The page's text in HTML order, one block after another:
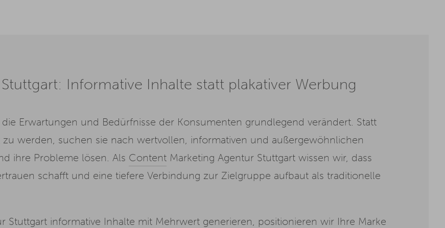
Informative Inhalte statt plakativer Werbung
Erwartungen und Bedürfnisse der Konsumenten grundlegend verändert. Statt
werden, suchen sie nach wertvollen, informativen und außergewöhnlichen
ihre Probleme lösen. Als Content Marketing Agentur Stuttgart wissen wir, dass
schafft und eine tiefere Verbindung zur Zielgruppe aufbaut als traditionelle
Stuttgart informative Inhalte mit Mehrwert generieren, positionieren wir Ihre Marke